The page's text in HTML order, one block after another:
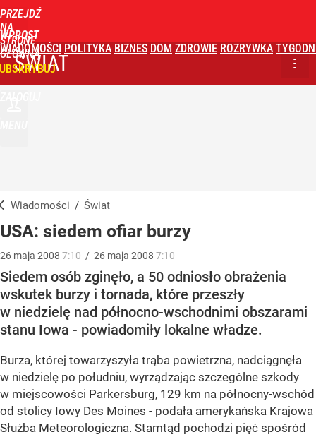
PRZEJDŹ
NA
STRONĘ
GŁÓWNĄ
WPROST
WIADOMOŚCI POLITYKA BIZNES DOM ZDROWIE ROZRYWKA
ŚWIAT
Wiadomości / Świat
USA: siedem ofiar burzy
26 maja 2008 7:10 / 26 maja 2008 7:10
Siedem osób zginęło, a 50 odniosło obrażenia
wskutek burzy i tornada, które przeszły
w niedzielę nad północno-wschodnimi obszarami
stanu Iowa - powiadomiły lokalne władze.
Burza, której towarzyszyła trąba powietrzna, nadciągnęła
w niedzielę po południu, wyrządzając szczególne szkody
w miejscowości Parkersburg, 129 km na północny-wschód
od stolicy Iowy Des Moines - podała amerykańska Krajowa
Służba Meteorologiczna. Stamtąd pochodzi pięć spośród